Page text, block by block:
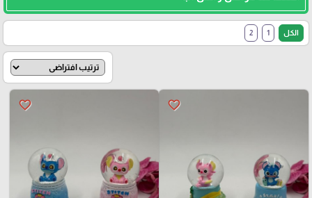
الكل 1
2
favorite_border
favorite_border